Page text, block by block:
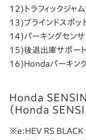
12)トラフィックジャ
13)ブラインドスポッ
14)パーキングセンサ
15)後退出庫サポート
16)Hondaパーキン
Honda
（Honda
※e:HEV RS BLACK